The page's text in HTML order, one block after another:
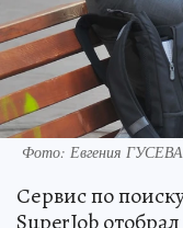
Фото: Евгения
Сервис по
SuperJob